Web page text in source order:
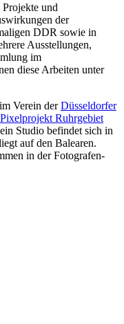
und
der
DDR sowie in
Ausstellungen,
im
diese Arbeiten unter
Verein derDüsseldorfer
Pixelprojekt Ruhrgebiet
Studio befindet sich in
auf den Balearen.
in der Fotografen-